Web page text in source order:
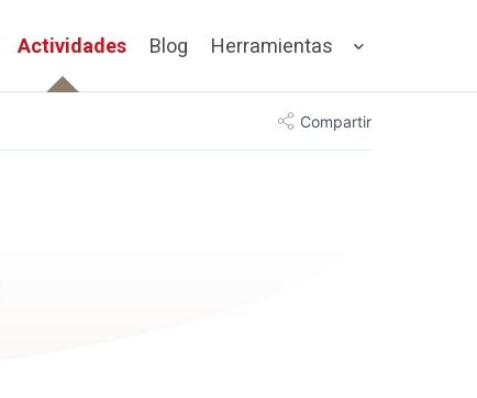
Actividades Blog Herramientas
Compartir